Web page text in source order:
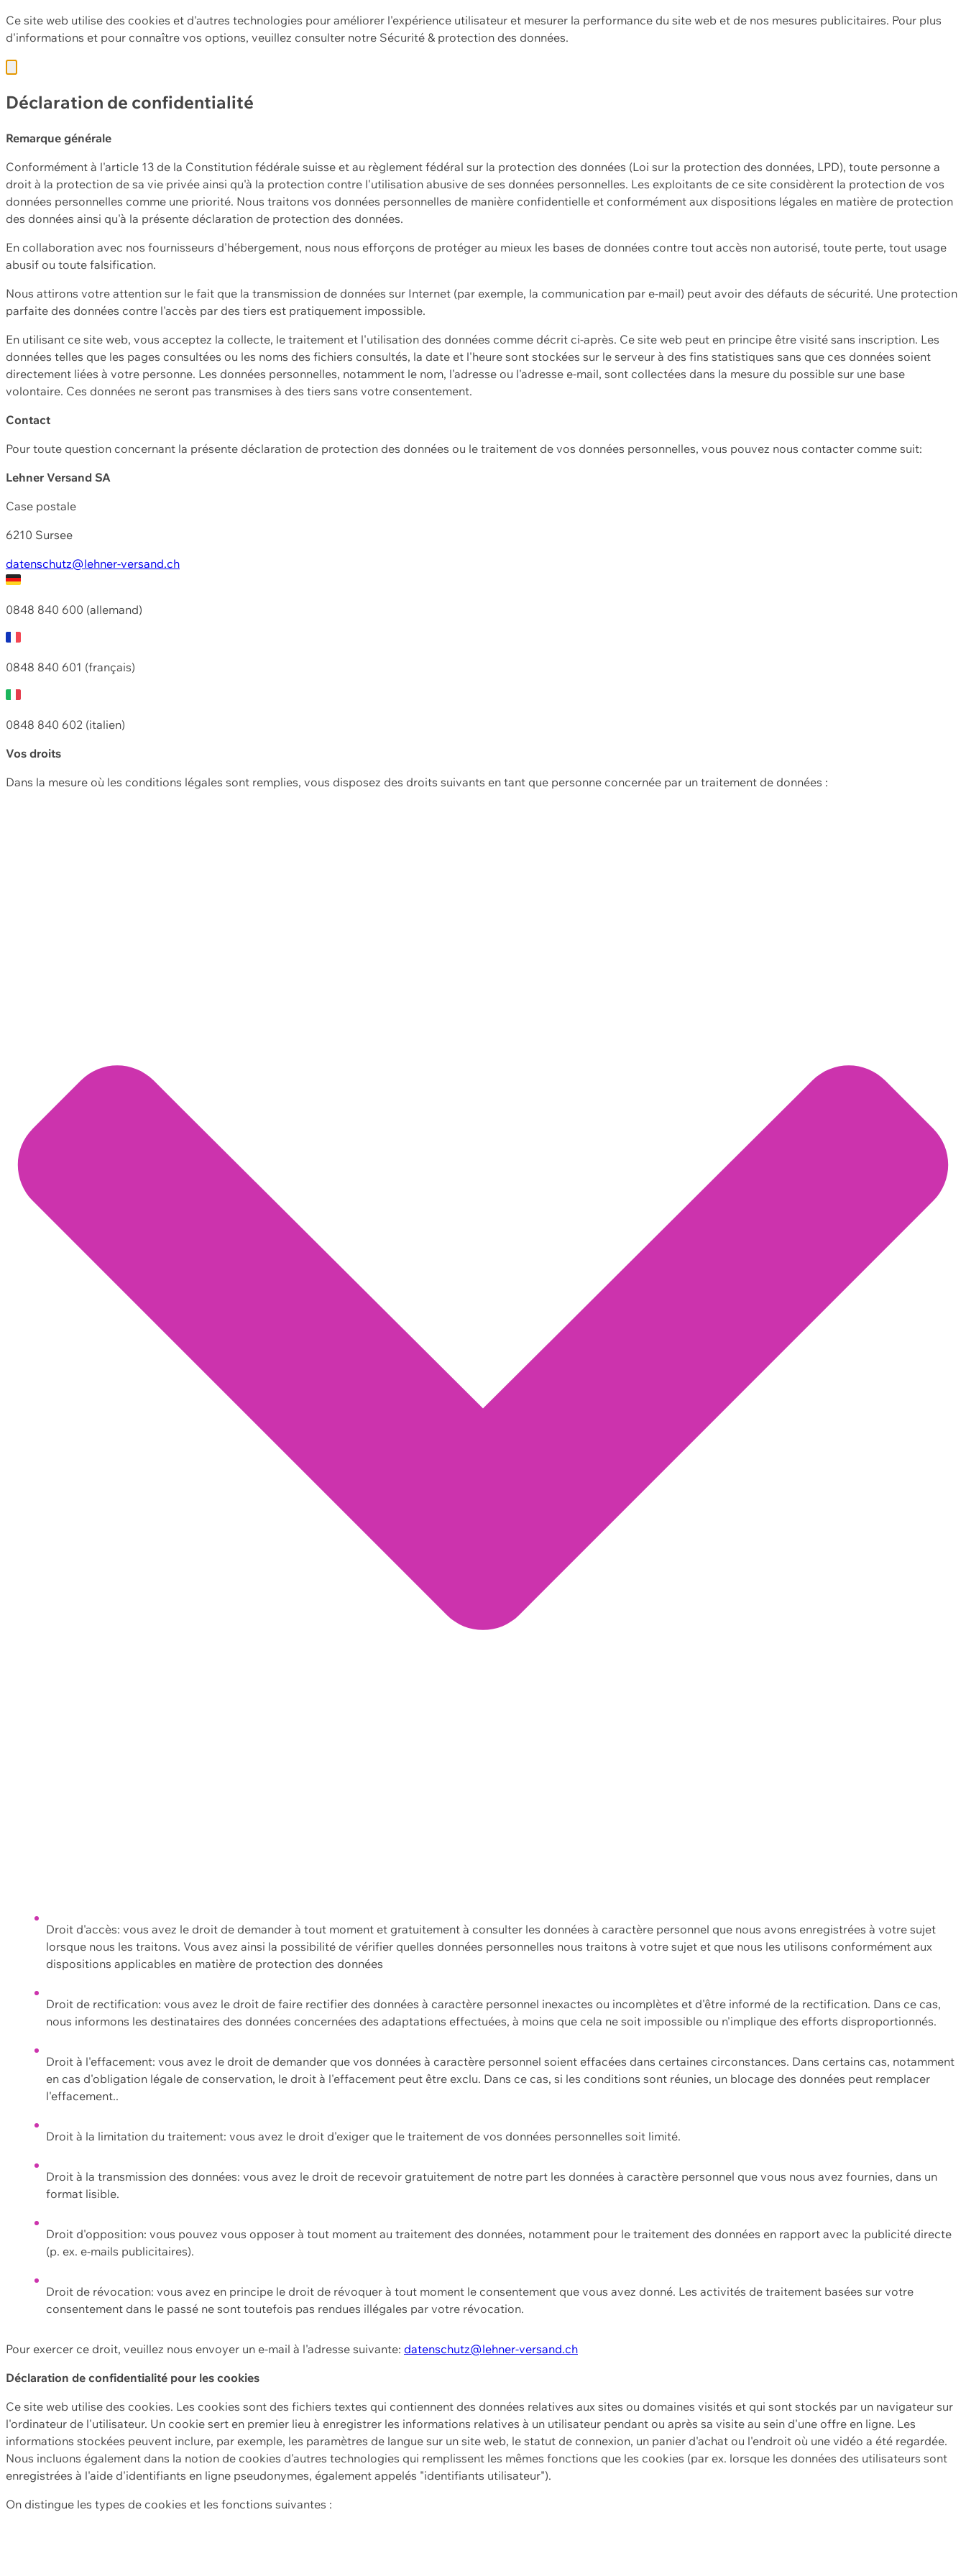
Ce site web utilise des cookies et d'autres technologies pour améliorer l'expérience utilisateur et mesurer la performance du site web et de nos mesures publicitaires. Pour plus
d'informations et pour connaître vos options, veuillez consulter notre Sécurité & protection des données.
Déclaration de confidentialité
Remarque générale
Conformément à l'article 13 de la Constitution fédérale suisse et au règlement fédéral sur la protection des données (Loi sur la protection des données, LPD), toute personne a
droit à la protection de sa vie privée ainsi qu'à la protection contre l'utilisation abusive de ses données personnelles. Les exploitants de ce site considèrent la protection de vos
données personnelles comme une priorité. Nous traitons vos données personnelles de manière confidentielle et conformément aux dispositions légales en matière de protection
des données ainsi qu'à la présente déclaration de protection des données.
En collaboration avec nos fournisseurs d'hébergement, nous nous efforçons de protéger au mieux les bases de données contre tout accès non autorisé, toute perte, tout usage
abusif ou toute falsification.
Nous attirons votre attention sur le fait que la transmission de données sur Internet (par exemple, la communication par e-mail) peut avoir des défauts de sécurité. Une protection
parfaite des données contre l'accès par des tiers est pratiquement impossible.
En utilisant ce site web, vous acceptez la collecte, le traitement et l'utilisation des données comme décrit ci-après. Ce site web peut en principe être visité sans inscription. Les
données telles que les pages consultées ou les noms des fichiers consultés, la date et l'heure sont stockées sur le serveur à des fins statistiques sans que ces données soient
directement liées à votre personne. Les données personnelles, notamment le nom, l'adresse ou l'adresse e-mail, sont collectées dans la mesure du possible sur une base
volontaire. Ces données ne seront pas transmises à des tiers sans votre consentement.
Contact
Pour toute question concernant la présente déclaration de protection des données ou le traitement de vos données personnelles, vous pouvez nous contacter comme suit:
Lehner Versand SA
Case postale
6210 Sursee
datenschutz@lehner-versand.ch
0848 840 600 (allemand)
0848 840 601 (français)
0848 840 602 (italien)
Vos droits
Dans la mesure où les conditions légales sont remplies, vous disposez des droits suivants en tant que personne concernée par un traitement de données :
Droit d'accès: vous avez le droit de demander à tout moment et gratuitement à consulter les données à caractère personnel que nous avons enregistrées à votre sujet
lorsque nous les traitons. Vous avez ainsi la possibilité de vérifier quelles données personnelles nous traitons à votre sujet et que nous les utilisons conformément aux
dispositions applicables en matière de protection des données
Droit de rectification: vous avez le droit de faire rectifier des données à caractère personnel inexactes ou incomplètes et d'être informé de la rectification. Dans ce cas,
nous informons les destinataires des données concernées des adaptations effectuées, à moins que cela ne soit impossible ou n'implique des efforts disproportionnés.
Droit à l'effacement: vous avez le droit de demander que vos données à caractère personnel soient effacées dans certaines circonstances. Dans certains cas, notamment
en cas d'obligation légale de conservation, le droit à l'effacement peut être exclu. Dans ce cas, si les conditions sont réunies, un blocage des données peut remplacer
l'effacement..
Droit à la limitation du traitement: vous avez le droit d'exiger que le traitement de vos données personnelles soit limité.
Droit à la transmission des données: vous avez le droit de recevoir gratuitement de notre part les données à caractère personnel que vous nous avez fournies, dans un
format lisible.
Droit d'opposition: vous pouvez vous opposer à tout moment au traitement des données, notamment pour le traitement des données en rapport avec la publicité directe
(p. ex. e-mails publicitaires).
Droit de révocation: vous avez en principe le droit de révoquer à tout moment le consentement que vous avez donné. Les activités de traitement basées sur votre
consentement dans le passé ne sont toutefois pas rendues illégales par votre révocation.
Pour exercer ce droit, veuillez nous envoyer un e-mail à l'adresse suivante: datenschutz@lehner-versand.ch
Déclaration de confidentialité pour les cookies
Ce site web utilise des cookies. Les cookies sont des fichiers textes qui contiennent des données relatives aux sites ou domaines visités et qui sont stockés par un navigateur sur
l'ordinateur de l'utilisateur. Un cookie sert en premier lieu à enregistrer les informations relatives à un utilisateur pendant ou après sa visite au sein d'une offre en ligne. Les
informations stockées peuvent inclure, par exemple, les paramètres de langue sur un site web, le statut de connexion, un panier d'achat ou l'endroit où une vidéo a été regardée.
Nous incluons également dans la notion de cookies d'autres technologies qui remplissent les mêmes fonctions que les cookies (par ex. lorsque les données des utilisateurs sont
enregistrées à l'aide d'identifiants en ligne pseudonymes, également appelés "identifiants utilisateur").
On distingue les types de cookies et les fonctions suivantes :